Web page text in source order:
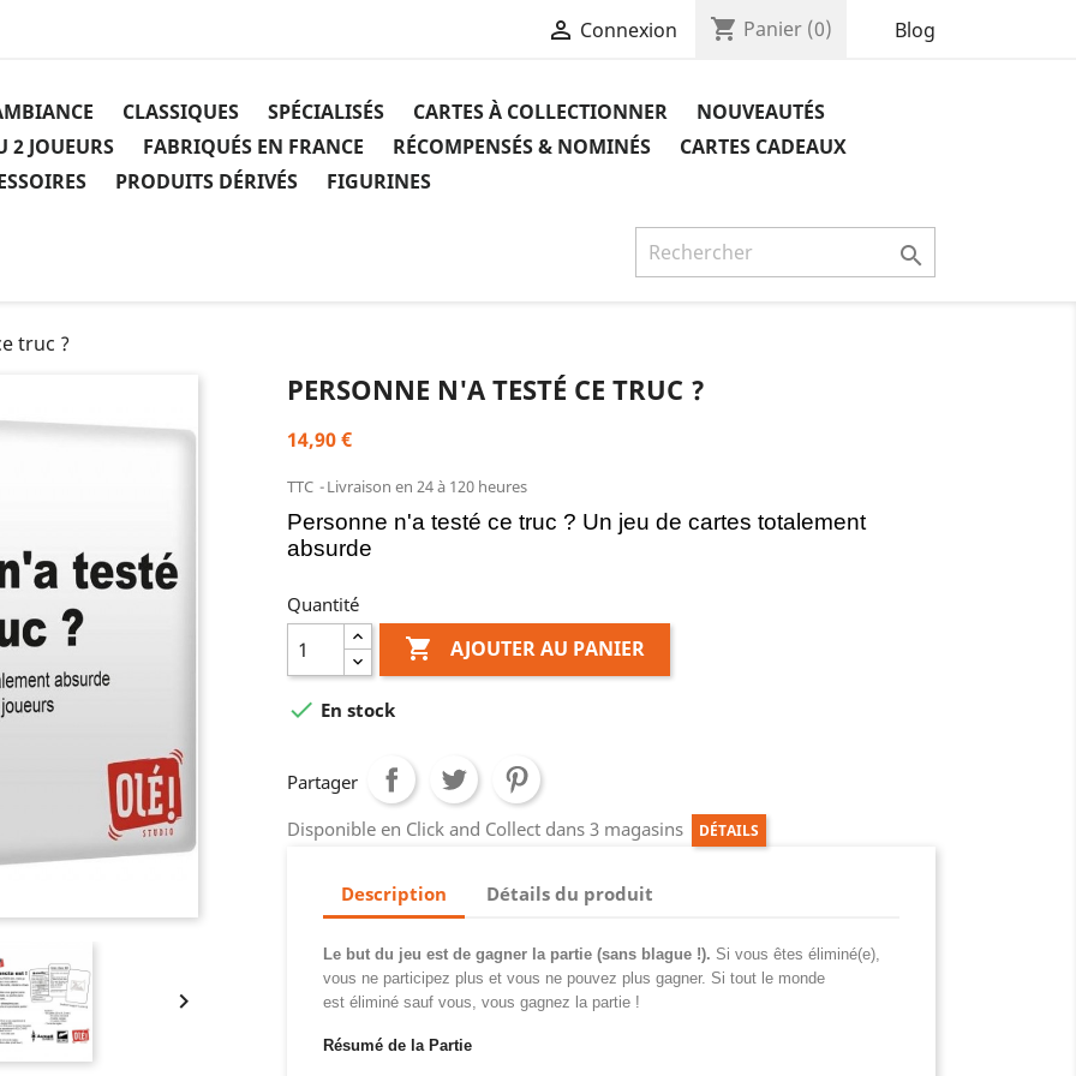
 Connexion shopping_cart Panier (0) Blog
CLASSIQUES SPÉCIALISÉS CARTES À COLLECTIONNER
NOUVEAUTÉS
2 JOUEURS
FABRIQUÉS EN FRANCE RÉCOMPENSÉS & NOMINÉS
CARTES CADEAUX
PRODUITS DÉRIVÉS FIGURINES

truc ?

PERSONNE N'A TESTÉ CE TRUC ?
14,90 €
TTC Livraison en 24 à 120 heures
Personne n'a testé ce truc ? Un jeu de cartes totalement
absurde
Quantité
 AJOUTER AU PANIER
 En stock
Partager
Disponible en Click and Collect dans 3 magasins
DÉTAILS
Description Détails du produit
Le but du jeu est de gagner la partie (sans blague !). Si vous êtes éliminé(e),
vous ne participez plus et vous ne pouvez plus gagner. Si tout le monde
est éliminé sauf vous, vous gagnez la partie !
Résumé de la Partie